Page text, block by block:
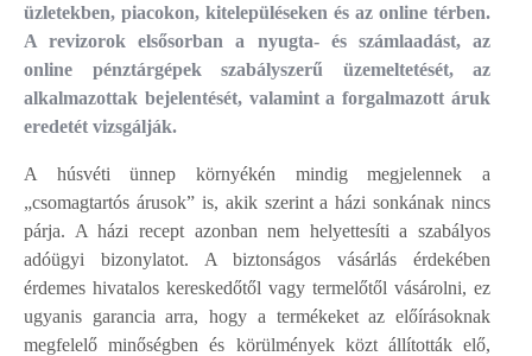
üzletekben, piacokon, kitelepüléseken és az online térben.
A revizorok elsősorban a nyugta- és számlaadást, az
online pénztárgépek szabályszerű üzemeltetését, az
alkalmazottak bejelentését, valamint a forgalmazott áruk
eredetét vizsgálják.
A húsvéti ünnep környékén mindig megjelennek a
„csomagtartós árusok” is, akik szerint a házi sonkának nincs
párja. A házi recept azonban nem helyettesíti a szabályos
adóügyi bizonylatot. A biztonságos vásárlás érdekében
érdemes hivatalos kereskedőtől vagy termelőtől vásárolni, ez
ugyanis garancia arra, hogy a termékeket az előírásoknak
megfelelő minőségben és körülmények közt állították elő,